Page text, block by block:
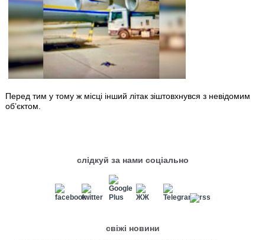
Перед тим у тому ж місці інший літак зіштовхнувся з невідомим
об’єктом.
слідкуй за нами соціально
свіжі новини